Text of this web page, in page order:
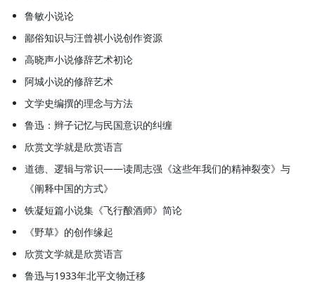
鲁敏小说论
鄙俗知识与汪曾祺小说创作资源
高晓声小说修辞艺术初论
阿城小说的修辞艺术
文学史编撰的理念与方法
鲁迅：辫子记忆与民国意识的纠缠
欣赏文学就是欣赏语言
道德、逻辑与常识——读周志强《这些年我们的精神裂变》与
《阐释中国的方式》
铁凝短篇小说集《飞行酿酒师》简论
《野草》的创作缘起
欣赏文学就是欣赏语言
鲁迅与1933年北平文物迁移